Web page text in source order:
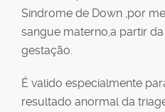
Sindrome de Down ,por
sangue materno,a partir
gestação.
É valido especialmente
resultado anormal da